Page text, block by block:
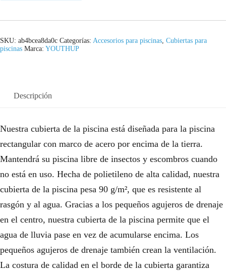
SKU: ab4bcea8da0c Categorías: Accesorios para piscinas, Cubiertas para
piscinas Marca: YOUTHUP
Descripción
Nuestra cubierta de la piscina está diseñada para la piscina
rectangular con marco de acero por encima de la tierra.
Mantendrá su piscina libre de insectos y escombros cuando
no está en uso. Hecha de polietileno de alta calidad, nuestra
cubierta de la piscina pesa 90 g/m², que es resistente al
rasgón y al agua. Gracias a los pequeños agujeros de drenaje
en el centro, nuestra cubierta de la piscina permite que el
agua de lluvia pase en vez de acumularse encima. Los
pequeños agujeros de drenaje también crean la ventilación.
La costura de calidad en el borde de la cubierta garantiza